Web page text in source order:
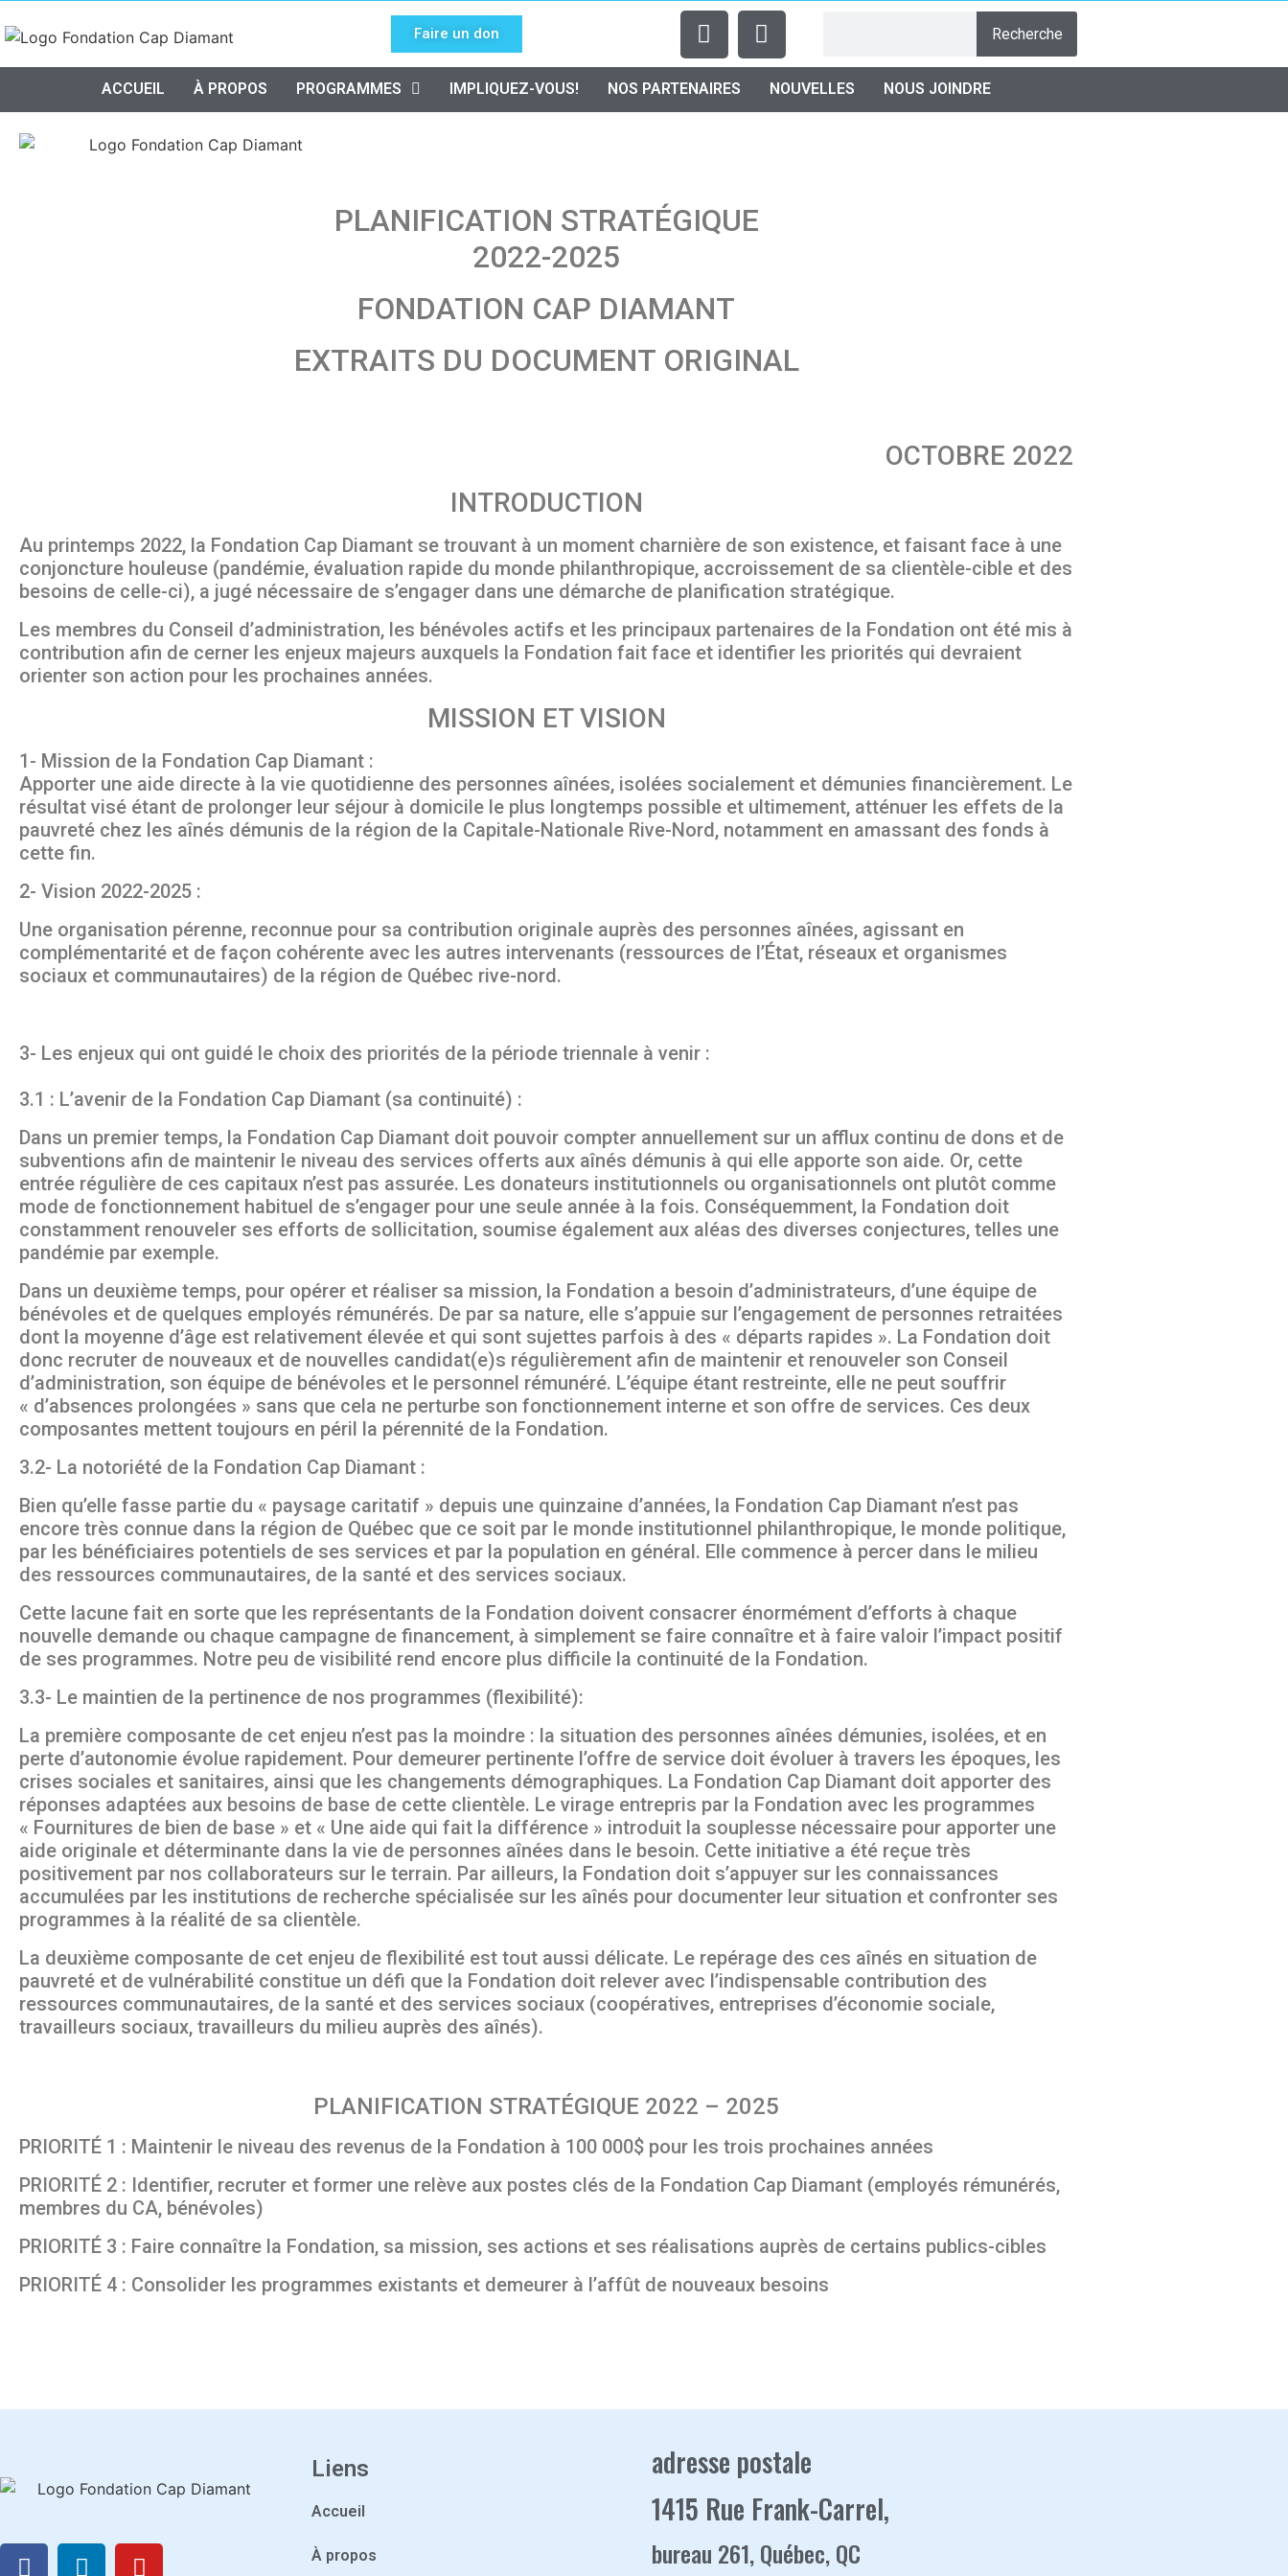
Faire un don Recherche
ACCUEIL À PROPOS PROGRAMMES IMPLIQUEZ-VOUS! NOS PARTENAIRES NOUVELLES NOUS JOINDRE
PLANIFICATION STRATÉGIQUE
2022-2025
FONDATION CAP DIAMANT
EXTRAITS DU DOCUMENT ORIGINAL
OCTOBRE 2022
INTRODUCTION
Au printemps 2022, la Fondation Cap Diamant se trouvant à un moment charnière de son existence, et faisant face à une
conjoncture houleuse (pandémie, évaluation rapide du monde philanthropique, accroissement de sa clientèle-cible et des
besoins de celle-ci), a jugé nécessaire de s’engager dans une démarche de planification stratégique.
Les membres du Conseil d’administration, les bénévoles actifs et les principaux partenaires de la Fondation ont été mis à
contribution afin de cerner les enjeux majeurs auxquels la Fondation fait face et identifier les priorités qui devraient
orienter son action pour les prochaines années.
MISSION ET VISION
1- Mission de la Fondation Cap Diamant :
Apporter une aide directe à la vie quotidienne des personnes aînées, isolées socialement et démunies financièrement. Le
résultat visé étant de prolonger leur séjour à domicile le plus longtemps possible et ultimement, atténuer les effets de la
pauvreté chez les aînés démunis de la région de la Capitale-Nationale Rive-Nord, notamment en amassant des fonds à
cette fin.
2- Vision 2022-2025 :
Une organisation pérenne, reconnue pour sa contribution originale auprès des personnes aînées, agissant en
complémentarité et de façon cohérente avec les autres intervenants (ressources de l’État, réseaux et organismes
sociaux et communautaires) de la région de Québec rive-nord.
3- Les enjeux qui ont guidé le choix des priorités de la période triennale à venir :
3.1 : L’avenir de la Fondation Cap Diamant (sa continuité) :
Dans un premier temps, la Fondation Cap Diamant doit pouvoir compter annuellement sur un afflux continu de dons et de
subventions afin de maintenir le niveau des services offerts aux aînés démunis à qui elle apporte son aide. Or, cette
entrée régulière de ces capitaux n’est pas assurée. Les donateurs institutionnels ou organisationnels ont plutôt comme
mode de fonctionnement habituel de s’engager pour une seule année à la fois. Conséquemment, la Fondation doit
constamment renouveler ses efforts de sollicitation, soumise également aux aléas des diverses conjectures, telles une
pandémie par exemple.
Dans un deuxième temps, pour opérer et réaliser sa mission, la Fondation a besoin d’administrateurs, d’une équipe de
bénévoles et de quelques employés rémunérés. De par sa nature, elle s’appuie sur l’engagement de personnes retraitées
dont la moyenne d’âge est relativement élevée et qui sont sujettes parfois à des « départs rapides ». La Fondation doit
donc recruter de nouveaux et de nouvelles candidat(e)s régulièrement afin de maintenir et renouveler son Conseil
d’administration, son équipe de bénévoles et le personnel rémunéré. L’équipe étant restreinte, elle ne peut souffrir
« d’absences prolongées » sans que cela ne perturbe son fonctionnement interne et son offre de services. Ces deux
composantes mettent toujours en péril la pérennité de la Fondation.
3.2- La notoriété de la Fondation Cap Diamant :
Bien qu’elle fasse partie du « paysage caritatif » depuis une quinzaine d’années, la Fondation Cap Diamant n’est pas
encore très connue dans la région de Québec que ce soit par le monde institutionnel philanthropique, le monde politique,
par les bénéficiaires potentiels de ses services et par la population en général. Elle commence à percer dans le milieu
des ressources communautaires, de la santé et des services sociaux.
Cette lacune fait en sorte que les représentants de la Fondation doivent consacrer énormément d’efforts à chaque
nouvelle demande ou chaque campagne de financement, à simplement se faire connaître et à faire valoir l’impact positif
de ses programmes. Notre peu de visibilité rend encore plus difficile la continuité de la Fondation.
3.3- Le maintien de la pertinence de nos programmes (flexibilité):
La première composante de cet enjeu n’est pas la moindre : la situation des personnes aînées démunies, isolées, et en
perte d’autonomie évolue rapidement. Pour demeurer pertinente l’offre de service doit évoluer à travers les époques, les
crises sociales et sanitaires, ainsi que les changements démographiques. La Fondation Cap Diamant doit apporter des
réponses adaptées aux besoins de base de cette clientèle. Le virage entrepris par la Fondation avec les programmes
« Fournitures de bien de base » et « Une aide qui fait la différence » introduit la souplesse nécessaire pour apporter une
aide originale et déterminante dans la vie de personnes aînées dans le besoin. Cette initiative a été reçue très
positivement par nos collaborateurs sur le terrain. Par ailleurs, la Fondation doit s’appuyer sur les connaissances
accumulées par les institutions de recherche spécialisée sur les aînés pour documenter leur situation et confronter ses
programmes à la réalité de sa clientèle.
La deuxième composante de cet enjeu de flexibilité est tout aussi délicate. Le repérage des ces aînés en situation de
pauvreté et de vulnérabilité constitue un défi que la Fondation doit relever avec l’indispensable contribution des
ressources communautaires, de la santé et des services sociaux (coopératives, entreprises d’économie sociale,
travailleurs sociaux, travailleurs du milieu auprès des aînés).
PLANIFICATION STRATÉGIQUE 2022 – 2025
PRIORITÉ 1 : Maintenir le niveau des revenus de la Fondation à 100 000$ pour les trois prochaines années
PRIORITÉ 2 : Identifier, recruter et former une relève aux postes clés de la Fondation Cap Diamant (employés rémunérés,
membres du CA, bénévoles)
PRIORITÉ 3 : Faire connaître la Fondation, sa mission, ses actions et ses réalisations auprès de certains publics-cibles
PRIORITÉ 4 : Consolider les programmes existants et demeurer à l’affût de nouveaux besoins
Liens
Accueil
À propos
adresse postale
1415 Rue Frank-Carrel,
bureau 261, Québec, QC